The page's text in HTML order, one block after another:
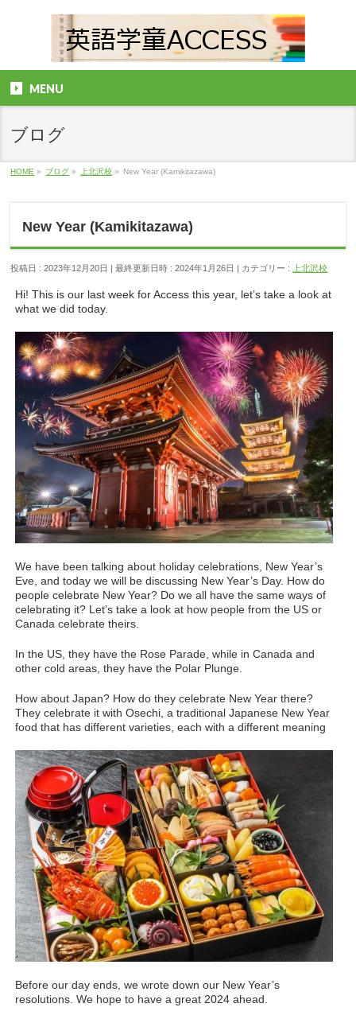
MENU
ブログ
HOME » ブログ » 上北沢校 » New Year (Kamikitazawa)
New Year (Kamikitazawa)
投稿日 : 2023年12月20日 最終更新日時 : 2024年1月26日 カテゴリー : 上北沢校
Hi! This is our last week for Access this year, let’s take a look at
what we did today.
We have been talking about holiday celebrations, New Year’s
Eve, and today we will be discussing New Year’s Day. How do
people celebrate New Year? Do we all have the same ways of
celebrating it? Let’s take a look at how people from the US or
Canada celebrate theirs.
In the US, they have the Rose Parade, while in Canada and
other cold areas, they have the Polar Plunge.
How about Japan? How do they celebrate New Year there?
They celebrate it with Osechi, a traditional Japanese New Year
food that has different varieties, each with a different meaning
Before our day ends, we wrote down our New Year’s
resolutions. We hope to have a great 2024 ahead.